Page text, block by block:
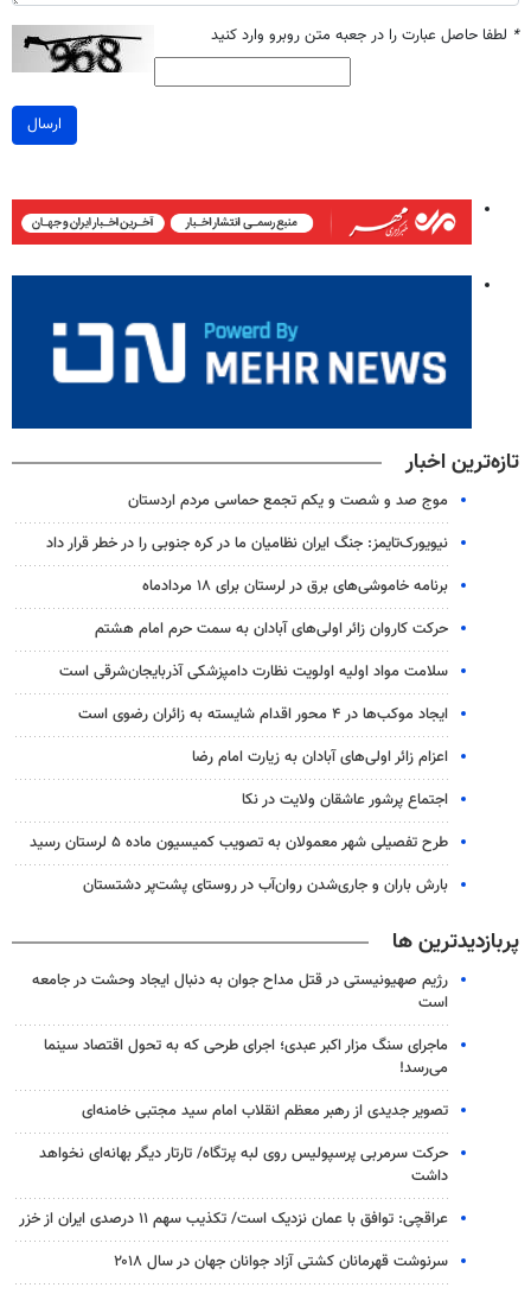
* لطفا حاصل عبارت را در جعبه متن روبرو وارد کنید
ارسال
تازه‌ترین اخبار
موج صد و شصت و یکم تجمع حماسی مردم اردستان
نیویورک‌تایمز: جنگ ایران نظامیان ما در کره جنوبی را در خطر قرار داد
برنامه خاموشی‌های برق در لرستان برای ۱۸ مردادماه
حرکت کاروان زائر اولی‌های آبادان به سمت حرم امام هشتم
سلامت مواد اولیه اولویت نظارت دامپزشکی آذربایجان‌شرقی است
ایجاد موکب‌ها در ۴ محور اقدام شایسته به زائران رضوی است
اعزام زائر اولی‌های آبادان به زیارت امام رضا
اجتماع پرشور عاشقان ولایت در نکا
طرح تفصیلی شهر معمولان به تصویب کمیسیون ماده ۵ لرستان رسید
بارش باران و جاری‌شدن روان‌آب در روستای پشت‌پر دشتستان
پربازدیدترین ها
رژیم صهیونیستی در قتل مداح جوان به دنبال ایجاد وحشت در جامعه
است
ماجرای سنگ مزار اکبر عبدی؛ اجرای طرحی که به تحول اقتصاد سینما
می‌رسد!
تصویر جدیدی از رهبر معظم انقلاب امام سید مجتبی خامنه‌ای
حرکت سرمربی پرسپولیس روی لبه پرتگاه/ تارتار دیگر بهانه‌ای نخواهد
داشت
عراقچی: توافق با عمان نزدیک است/ تکذیب سهم ۱۱ درصدی ایران از خزر
سرنوشت قهرمانان کشتی آزاد جوانان جهان در سال ۲۰۱۸